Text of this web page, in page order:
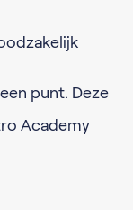
punt. Deze
Academy